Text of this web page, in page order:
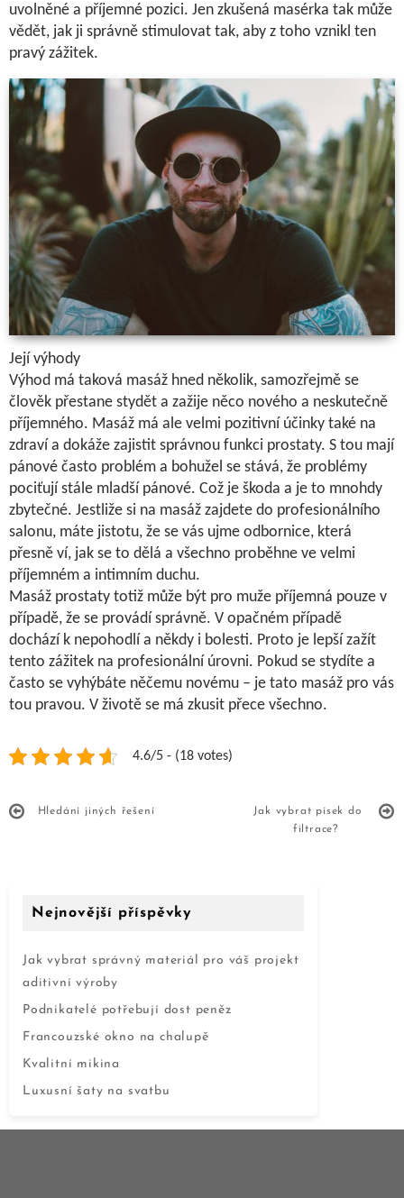
uvolněné a příjemné pozici. Jen zkušená masérka tak může
vědět, jak ji správně stimulovat tak, aby z toho vznikl ten
pravý zážitek.
Její výhody
Výhod má taková masáž hned několik, samozřejmě se
člověk přestane stydět a zažije něco nového a neskutečně
příjemného. Masáž má ale velmi pozitivní účinky také na
zdraví a dokáže zajistit správnou funkci prostaty. S tou mají
pánové často problém a bohužel se stává, že problémy
pociťují stále mladší pánové. Což je škoda a je to mnohdy
zbytečné. Jestliže si na masáž zajdete do profesionálního
salonu, máte jistotu, že se vás ujme odbornice, která
přesně ví, jak se to dělá a všechno proběhne ve velmi
příjemném a intimním duchu.
Masáž prostaty totiž může být pro muže příjemná pouze v
případě, že se provádí správně. V opačném případě
dochází k nepohodlí a někdy i bolesti. Proto je lepší zažít
tento zážitek na profesionální úrovni. Pokud se stydíte a
často se vyhýbáte něčemu novému – je tato masáž pro vás
tou pravou. V životě se má zkusit přece všechno.
4.6/5 - (18 votes)
Hledání jiných řešení
Jak vybrat písek do
filtrace?
Nejnovější příspěvky
Jak vybrat správný materiál pro váš projekt
aditivní výroby
Podnikatelé potřebují dost peněz
Francouzské okno na chalupě
Kvalitní mikina
Luxusní šaty na svatbu